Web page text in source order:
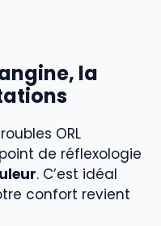
la
ORL
de réflexologie
. C’est idéal
confort revient